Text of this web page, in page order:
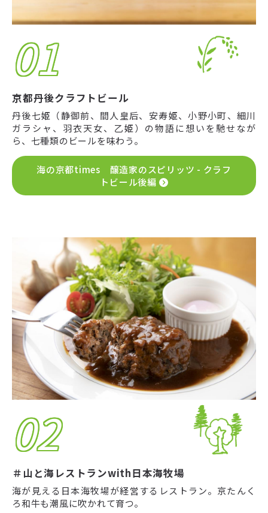
01
京都丹後クラフトビール
丹後七姫（静御前、間人皇后、安寿姫、小野小町、細川
ガラシャ、羽衣天女、乙姫）の物語に想いを馳せなが
ら、七種類のビールを味わう。
海の京都times 醸造家のスピリッツ - クラフ
トビール後編
02
＃山と海レストランwith日本海牧場
海が見える日本海牧場が経営するレストラン。京たんく
ろ和牛も潮風に吹かれて育つ。